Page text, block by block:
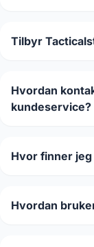
Tilbyr
Hvordan
kundeservice?
Hvor finner
Hvordan